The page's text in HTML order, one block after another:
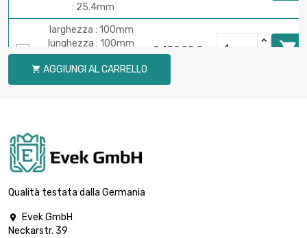
: 25.4mm
larghezza : 100mm
lunghezza : 100mm
Spessore/Resistenza
: 31.75mm
2.482,09 € 
larghezza : 100mm
51.31mm
 AGGIUNGI AL CARRELLO
Qualità testata dalla Germania

Evek GmbH
Neckarstr. 39